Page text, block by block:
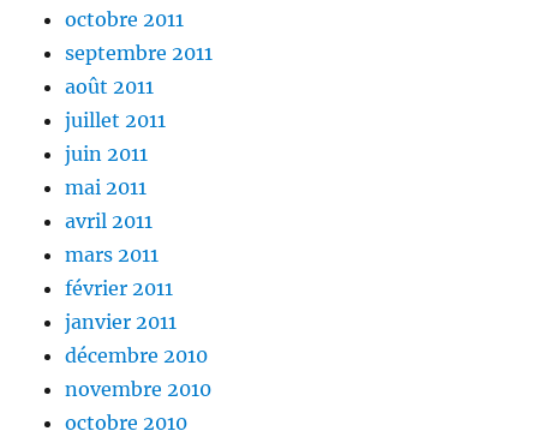
octobre 2011
septembre 2011
août 2011
juillet 2011
juin 2011
mai 2011
avril 2011
mars 2011
février 2011
janvier 2011
décembre 2010
novembre 2010
octobre 2010